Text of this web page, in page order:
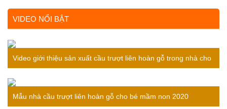
VIDEO NỔI BẬT
Video giới thiệu sản xuất cầu trượt liên hoàn gỗ trong nhà cho
bé
Mẫu nhà cầu trượt liên hoàn gỗ cho bé mầm non 2020